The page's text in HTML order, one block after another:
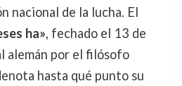
nacional de la lucha. El
ha», fechado el 13 de
alemán por el filósofo
hasta qué punto su